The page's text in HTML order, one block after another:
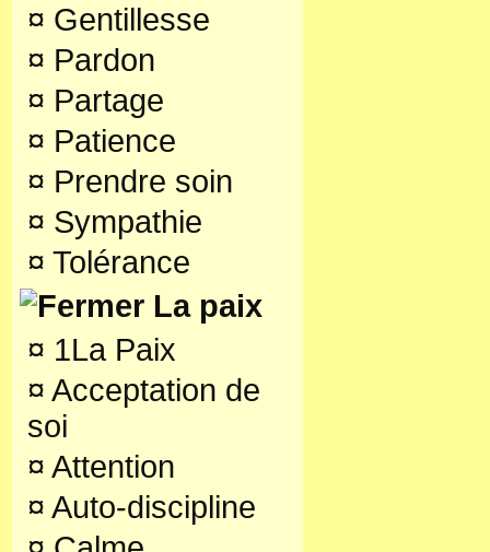
¤ Gentillesse
¤ Pardon
¤ Partage
¤ Patience
¤ Prendre soin
¤ Sympathie
¤ Tolérance
La paix
¤ 1La Paix
¤ Acceptation de
soi
¤ Attention
¤ Auto-discipline